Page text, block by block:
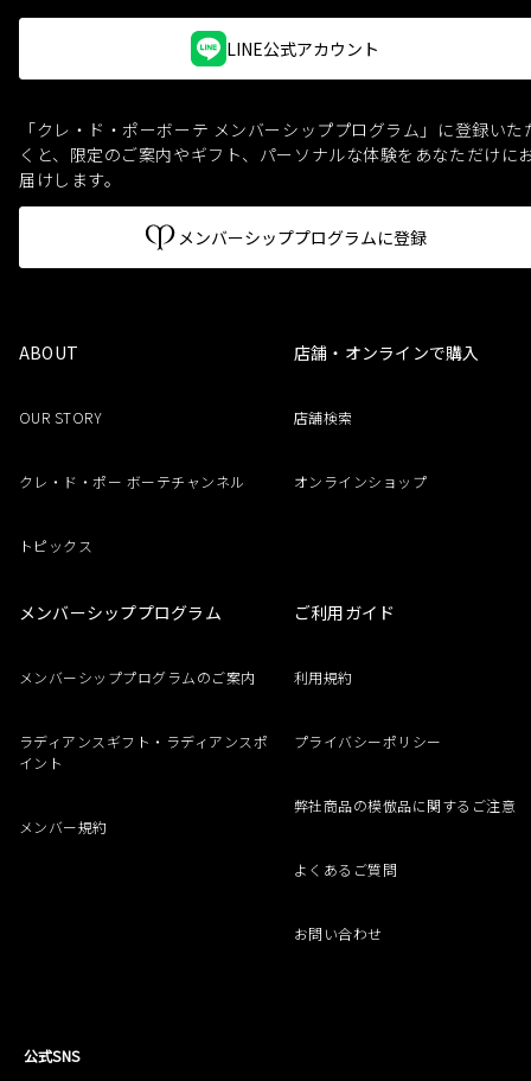
LINE公式アカウント
「クレ・ド・ポーボーテ メンバーシッププログラム」に登録いた
くと、 限定のご案内やギフト、パーソナルな体験をあなただけに
届けします。
メンバーシッププログラムに登録
ABOUT
OUR STORY
クレ・ド・ポー ボーテチャンネル
トピックス
店舗・オンラインで購入
店舗検索
オンラインショップ
メンバーシッププログラム
メンバーシッププログラムのご案内
ラディアンスギフト・ラディアンスポ
イント
メンバー規約
ご利用ガイド
利用規約
プライバシーポリシー
弊社商品の模倣品に関するご注意
よくあるご質問
お問い合わせ
公式SNS